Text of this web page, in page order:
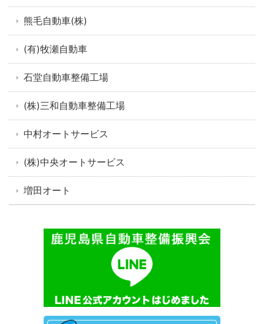
熊毛自動車(株)
(有)牧瀬自動車
石堂自動車整備工場
(株)三和自動車整備工場
中村オートサービス
(株)中央オートサービス
増田オート